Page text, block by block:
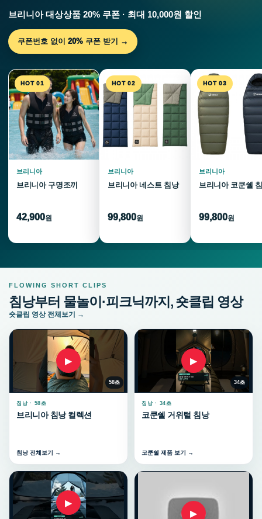
브리니아 대상상품 20% 쿠폰 · 최대 10,000원 할인
쿠폰번호 없이 20% 쿠폰 받기 →
HOT 01
브리니아
브리니아 구명조끼
42,900원
HOT 02
브리니아
브리니아 네스트 침낭
99,800원
HOT 03
브리니아
브리니아 코쿤쉘
99,800원
FLOWING SHORT CLIPS
침낭부터 물놀이·피크닉까지, 숏클립 영상
숏클립 영상 전체보기 →
▶
58초
침낭 · 58초
브리니아 침낭 컬렉션
침낭 전체보기 →
▶
34초
침낭 · 34초
코쿤쉘 거위털 침낭
코쿤쉘 제품 보기 →
▶
▶